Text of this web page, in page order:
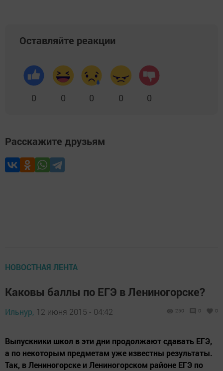
Оставляйте реакции
0 0 0 0 0
Расскажите друзьям
НОВОСТНАЯ ЛЕНТА
Каковы баллы по ЕГЭ в Лениногорске?
Ильнур, 12 июня 2015 - 04:42 250 0 0
Выпускники школ в эти дни продолжают сдавать ЕГЭ,
а по некоторым предметам уже известны результаты.
Так, в Лениногорске и Лениногорском районе ЕГЭ по